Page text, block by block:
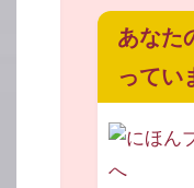
あなた
って